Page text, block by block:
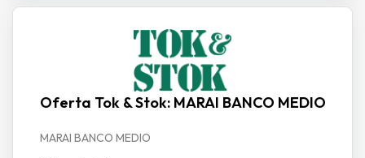
Oferta Tok & Stok: MARAI BANCO MEDIO
MARAI BANCO MEDIO